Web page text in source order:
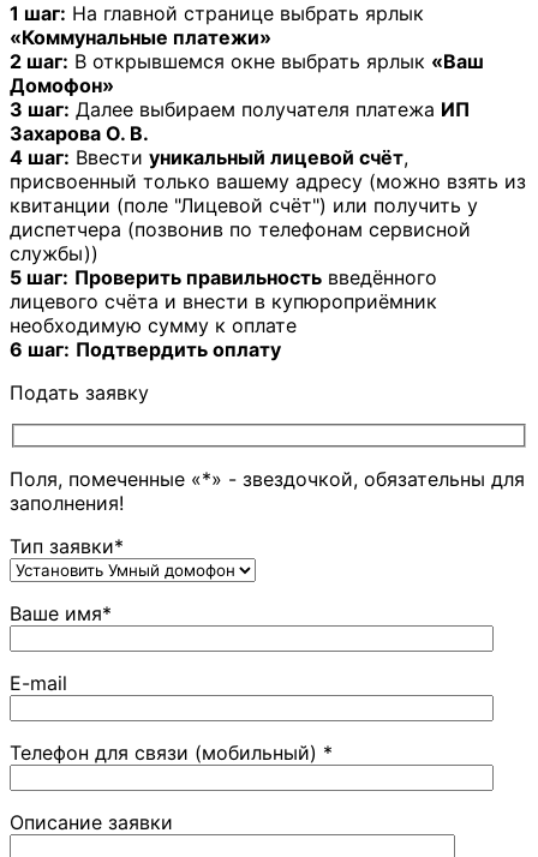
1 шаг: На главной странице выбрать ярлык
«Коммунальные платежи»
2 шаг: В открывшемся окне выбрать ярлык «Ваш
Домофон»
3 шаг: Далее выбираем получателя платежа ИП
Захарова О. В.
4 шаг: Ввести уникальный лицевой счёт,
присвоенный только вашему адресу (можно взять из
квитанции (поле "Лицевой счёт") или получить у
диспетчера (позвонив по телефонам сервисной
службы))
5 шаг: Проверить правильность введённого
лицевого счёта и внести в купюроприёмник
необходимую сумму к оплате
6 шаг: Подтвердить оплату
Подать заявку
Поля, помеченные «*» - звездочкой, обязательны для
заполнения!
Тип заявки*
Ваше имя*
E-mail
Телефон для связи (мобильный) *
Описание заявки